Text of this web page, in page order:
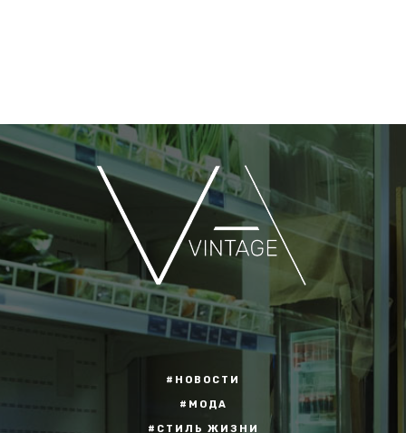
#НОВОСТИ
#МОДА
#СТИЛЬ ЖИЗНИ